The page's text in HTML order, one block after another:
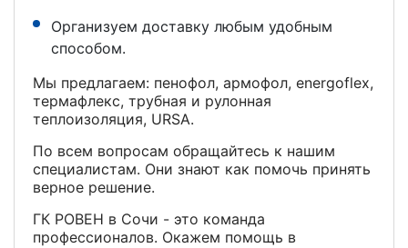
Организуем доставку любым удобным
способом.
Мы предлагаем: пенофол, армофол, energoflex,
термафлекс, трубная и рулонная
теплоизоляция, URSA.
По всем вопросам обращайтесь к нашим
специалистам. Они знают как помочь принять
верное решение.
ГК РОВЕН в Сочи - это команда
профессионалов. Окажем помощь в